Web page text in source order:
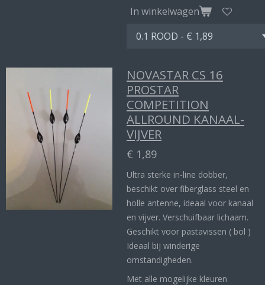
In winkelwagen
NOVASTAR CS 16
PROSTAR
COMPETITION
ALLROUND KANAAL-
VIJVER
€ 1,89
Ultra sterke in-line dobber,
beschikt over fiberglass steel en
holle antenne, ideaal voor kanaal
en vijver. Verschuifbaar lichaam.
Geschikt voor pastavissen ( bol )
Ideaal bij winderige
omstandigheden.
Met alle mogelijke kleuren